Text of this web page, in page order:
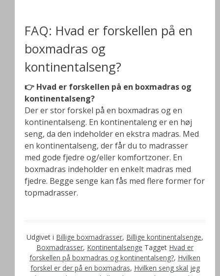
FAQ: Hvad er forskellen på en
boxmadras og
kontinentalseng?
👉 Hvad er forskellen på en boxmadras og
kontinentalseng?
Der er stor forskel på en boxmadras og en
kontinentalseng. En kontinentaleng er en høj
seng, da den indeholder en ekstra madras. Med
en kontinentalseng, der får du to madrasser
med gode fjedre og/eller komfortzoner. En
boxmadras indeholder en enkelt madras med
fjedre. Begge senge kan fås med flere former for
topmadrasser.
Udgivet i Billige boxmadrasser, Billige kontinentalsenge,
Boxmadrasser, Kontinentalsenge Tagget Hvad er
forskellen på boxmadras og kontinentalseng?, Hvilken
forskel er der på en boxmadras, Hvilken seng skal jeg